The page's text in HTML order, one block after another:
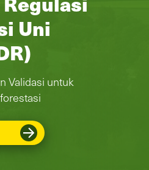
Uni
Validasi untuk